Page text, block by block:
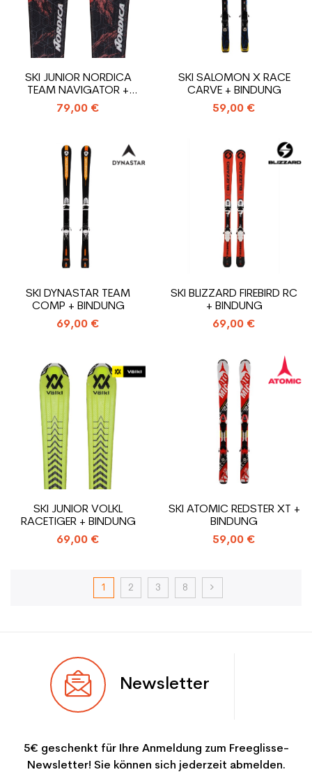
SKI JUNIOR NORDICA
TEAM NAVIGATOR +
BINDUNG
79,00 €
SKI SALOMON X RACE
CARVE + BINDUNG
59,00 €
SKI DYNASTAR TEAM
COMP + BINDUNG
69,00 €
SKI BLIZZARD FIREBIRD RC
+ BINDUNG
69,00 €
SKI JUNIOR VOLKL
RACETIGER + BINDUNG
69,00 €
SKI ATOMIC REDSTER XT +
BINDUNG
59,00 €
1 2 3 8
Newsletter
5€ geschenkt für Ihre Anmeldung zum Freeglisse-
Newsletter! Sie können sich jederzeit abmelden.